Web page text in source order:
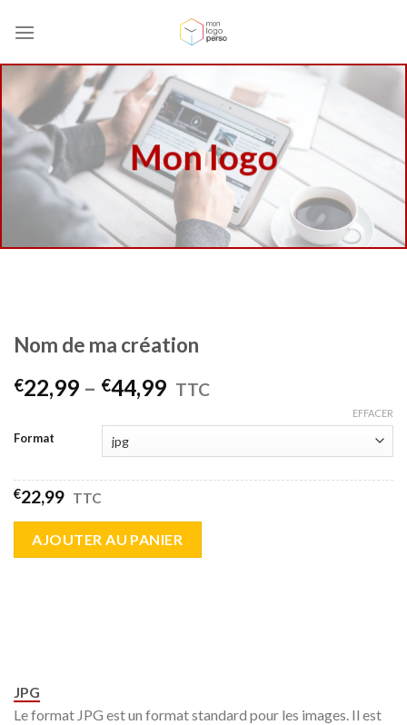
Mon logo
Nom de ma création
€22,99 – €44,99 TTC
Format
EFFACER
€22,99 TTC
AJOUTER AU PANIER
JPG
Le format JPG est un format standard pour les images. Il est